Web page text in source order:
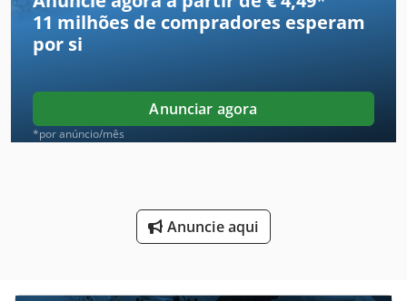
Máquina De Corte De Tubo
Máquina De Desenho De Tubulação
Máquina De Fabricação De
Máquina De Processamento De Tubos
Máquinas De Curvar Tubos
Papel De Impressão
11 milhões de compradores esperam
por si
Anunciar agora
*por anúncio/mês
Anuncie aqui